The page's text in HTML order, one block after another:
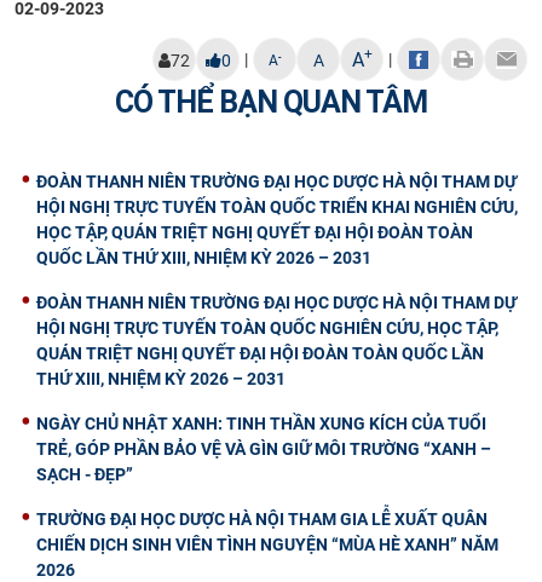
02-09-2023
72 0 | A- A A+ |
CÓ THỂ BẠN QUAN TÂM
ĐOÀN THANH NIÊN TRƯỜNG ĐẠI HỌC DƯỢC HÀ NỘI THAM DỰ
HỘI NGHỊ TRỰC TUYẾN TOÀN QUỐC TRIỂN KHAI NGHIÊN CỨU,
HỌC TẬP, QUÁN TRIỆT NGHỊ QUYẾT ĐẠI HỘI ĐOÀN TOÀN
QUỐC LẦN THỨ XIII, NHIỆM KỲ 2026 – 2031
ĐOÀN THANH NIÊN TRƯỜNG ĐẠI HỌC DƯỢC HÀ NỘI THAM DỰ
HỘI NGHỊ TRỰC TUYẾN TOÀN QUỐC NGHIÊN CỨU, HỌC TẬP,
QUÁN TRIỆT NGHỊ QUYẾT ĐẠI HỘI ĐOÀN TOÀN QUỐC LẦN
THỨ XIII, NHIỆM KỲ 2026 – 2031
NGÀY CHỦ NHẬT XANH: TINH THẦN XUNG KÍCH CỦA TUỔI
TRẺ, GÓP PHẦN BẢO VỆ VÀ GÌN GIỮ MÔI TRƯỜNG “XANH –
SẠCH - ĐẸP”
TRƯỜNG ĐẠI HỌC DƯỢC HÀ NỘI THAM GIA LỄ XUẤT QUÂN
CHIẾN DỊCH SINH VIÊN TÌNH NGUYỆN “MÙA HÈ XANH” NĂM
2026